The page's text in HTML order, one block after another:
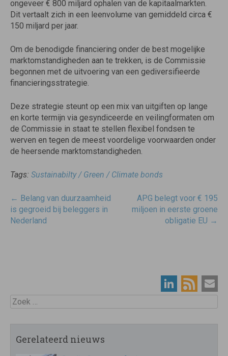
ongeveer € 800 miljard ophalen van de kapitaalmarkten.
Dit vertaalt zich in een leenvolume van gemiddeld circa €
150 miljard per jaar.
Om de benodigde financiering onder de best mogelijke
marktomstandigheden aan te trekken, is de Commissie
begonnen met de uitvoering van een gediversifieerde
financieringsstrategie.
Deze strategie steunt op een mix van uitgiften op lange
en korte termijn via gesyndiceerde en veilingformaten om
de Commissie in staat te stellen flexibel fondsen te
werven en tegen de meest voordelige voorwaarden onder
de heersende marktomstandigheden.
Tags: Sustainabilty / Green / Climate bonds
Post
navigatie
← Belang van duurzaamheid
is gegroeid bij beleggers in
Nederland
APG belegt voor € 195
miljoen in eerste groene
obligatie EU →
Zoek
Gerelateerd nieuws